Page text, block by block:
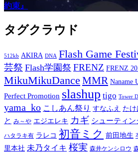
約束』
タグクラウド
512kb AKIRA DNA Flash Game
芸祭 Flash学園祭 FRENZ FRENZ
MikuMikuDance MMR Naname
Perfect Promotion slashup tigo Tower
yama_ko こしあん祭り すなふえ た
と み～や エジエレキ カギ シューティン
ハタラキ有 ラレコ 初音ミク 前田地生
里本社 未乃タイキ 桜実 森井ケンシロウ